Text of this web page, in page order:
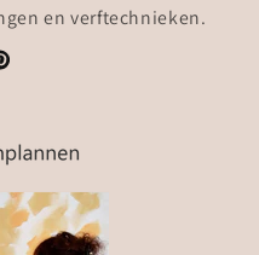
en verftechnieken.